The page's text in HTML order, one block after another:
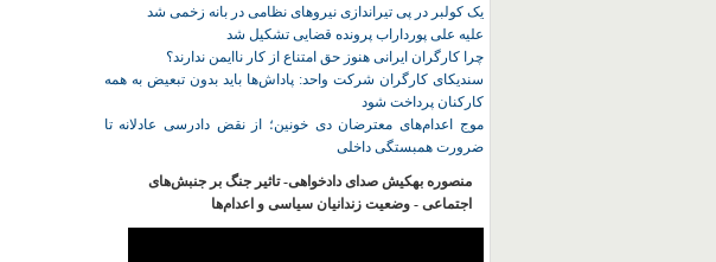
یک کولبر در پی تیراندازی نیروهای نظامی در بانه زخمی شد
علیه علی پورداراب پرونده قضایی تشکیل شد
چرا کارگران ایرانی هنوز حق امتناع از کار ناایمن ندارند؟
سندیکای کارگران شرکت واحد: پاداش‌ها باید بدون تبعیض به همه
کارکنان پرداخت شود
موج اعدام‌های معترضان دی‌ خونین؛ از نقض دادرسی عادلانه تا
ضرورت همبستگی داخلی
منصوره بهکیش صدای دادخواهی- تاثیر جنگ بر جنبش‌های
اجتماعی - وضعیت زندانیان سیاسی و اعدام‌ها